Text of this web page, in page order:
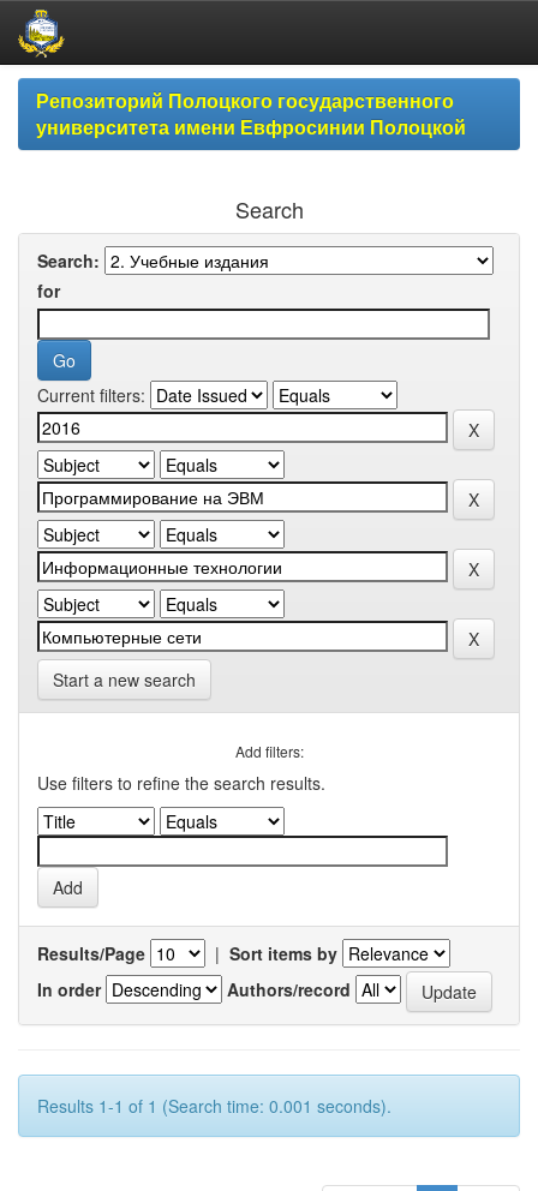
Skip
navigationРепозиторий Полоцкого государственного
университета имени Евфросинии Полоцкой
Search
Search:
for
Current filters:
Start a new search
Add filters:
Use filters to refine the search results.
Results/Page | Sort items by
In order
Authors/record
Results 1-1 of 1 (Search time: 0.001 seconds).